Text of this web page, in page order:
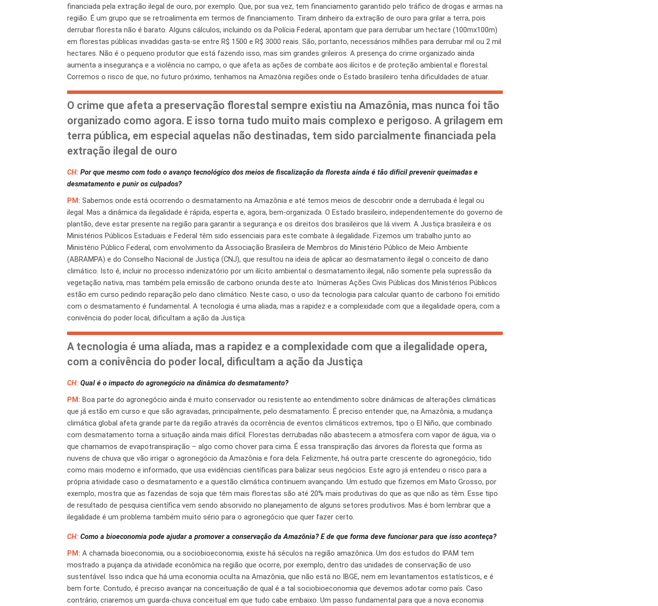
financiada pela extração ilegal de ouro, por exemplo. Que, por sua vez, tem financiamento garantido pelo tráfico de drogas e armas na
região. É um grupo que se retroalimenta em termos de financiamento. Tiram dinheiro da extração de ouro para grilar a terra, pois
derrubar floresta não é barato. Alguns cálculos, incluindo os da Polícia Federal, apontam que para derrubar um hectare (100mx100m)
em florestas públicas invadidas gasta-se entre R$ 1500 e R$ 3000 reais. São, portanto, necessários milhões para derrubar mil ou 2 mil
hectares. Não é o pequeno produtor que está fazendo isso, mas sim grandes grileiros. A presença do crime organizado ainda
aumenta a insegurança e a violência no campo, o que afeta as ações de combate aos ilícitos e de proteção ambiental e florestal.
Corremos o risco de que, no futuro próximo, tenhamos na Amazônia regiões onde o Estado brasileiro tenha dificuldades de atuar.
O crime que afeta a preservação florestal sempre existiu na Amazônia, mas nunca foi tão
organizado como agora. E isso torna tudo muito mais complexo e perigoso. A grilagem em
terra pública, em especial aquelas não destinadas, tem sido parcialmente financiada pela
extração ilegal de ouro
CH: Por que mesmo com todo o avanço tecnológico dos meios de fiscalização da floresta ainda é tão difícil prevenir queimadas e
desmatamento e punir os culpados?
PM: Sabemos onde está ocorrendo o desmatamento na Amazônia e até temos meios de descobrir onde a derrubada é legal ou
ilegal. Mas a dinâmica da ilegalidade é rápida, esperta e, agora, bem-organizada. O Estado brasileiro, independentemente do governo de
plantão, deve estar presente na região para garantir a segurança e os direitos dos brasileiros que lá vivem. A Justiça brasileira e os
Ministérios Públicos Estaduais e Federal têm sido essenciais para este combate à ilegalidade. Fizemos um trabalho junto ao
Ministério Público Federal, com envolvimento da Associação Brasileira de Membros do Ministério Público de Meio Ambiente
(ABRAMPA) e do Conselho Nacional de Justiça (CNJ), que resultou na ideia de aplicar ao desmatamento ilegal o conceito de dano
climático. Isto é, incluir no processo indenizatório por um ilícito ambiental o desmatamento ilegal, não somente pela supressão da
vegetação nativa, mas também pela emissão de carbono oriunda deste ato. Inúmeras Ações Civis Públicas dos Ministérios Públicos
estão em curso pedindo reparação pelo dano climático. Neste caso, o uso da tecnologia para calcular quanto de carbono foi emitido
com o desmatamento é fundamental. A tecnologia é uma aliada, mas a rapidez e a complexidade com que a ilegalidade opera, com a
conivência do poder local, dificultam a ação da Justiça.
A tecnologia é uma aliada, mas a rapidez e a complexidade com que a ilegalidade opera,
com a conivência do poder local, dificultam a ação da Justiça
CH: Qual é o impacto do agronegócio na dinâmica do desmatamento?
PM: Boa parte do agronegócio ainda é muito conservador ou resistente ao entendimento sobre dinâmicas de alterações climáticas
que já estão em curso e que são agravadas, principalmente, pelo desmatamento. É preciso entender que, na Amazônia, a mudança
climática global afeta grande parte da região através da ocorrência de eventos climáticos extremos, tipo o El Niño, que combinado
com desmatamento torna a situação ainda mais difícil. Florestas derrubadas não abastecem a atmosfera com vapor de água, via o
que chamamos de evapotranspiração – algo como chover para cima. É essa transpiração das árvores da floresta que forma as
nuvens de chuva que vão irrigar o agronegócio da Amazônia e fora dela. Felizmente, há outra parte crescente do agronegócio, tido
como mais moderno e informado, que usa evidências científicas para balizar seus negócios. Este agro já entendeu o risco para a
própria atividade caso o desmatamento e a questão climática continuem avançando. Um estudo que fizemos em Mato Grosso, por
exemplo, mostra que as fazendas de soja que têm mais florestas são até 20% mais produtivas do que as que não as têm. Esse tipo
de resultado de pesquisa científica vem sendo absorvido no planejamento de alguns setores produtivos. Mas é bom lembrar que a
ilegalidade é um problema também muito sério para o agronegócio que quer fazer certo.
CH: Como a bioeconomia pode ajudar a promover a conservação da Amazônia? E de que forma deve funcionar para que isso aconteça?
PM: A chamada bioeconomia, ou a sociobioeconomia, existe há séculos na região amazônica. Um dos estudos do IPAM tem
mostrado a pujança da atividade econômica na região que ocorre, por exemplo, dentro das unidades de conservação de uso
sustentável. Isso indica que há uma economia oculta na Amazônia, que não está no IBGE, nem em levantamentos estatísticos, e é
bem forte. Contudo, é preciso avançar na conceituação de qual é a tal sociobioeconomia que devemos adotar como país. Caso
contrário, criaremos um guarda-chuva conceitual em que tudo cabe embaixo. Um passo fundamental para que a nova economia